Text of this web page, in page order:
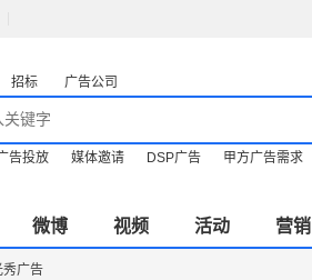
招标 广告公司
告投放 媒体邀请 DSP广告 甲方广告需求
微博 视频 活动 营销
秀广告